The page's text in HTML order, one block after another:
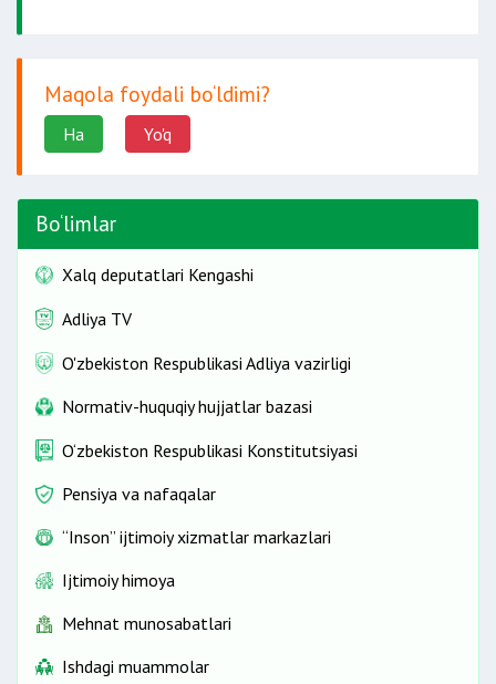
Maqola foydali bo‘ldimi?
Ha Yo'q
Bo‘limlar
Xalq deputatlari Kengashi
Adliya TV
O'zbekiston Respublikasi Adliya vazirligi
Normativ-huquqiy hujjatlar bazasi
O‘zbekiston Respublikasi Konstitutsiyasi
Pensiya va nafaqalar
“Inson” ijtimoiy xizmatlar markazlari
Ijtimoiy himoya
Mehnat munosabatlari
Ishdagi muammolar